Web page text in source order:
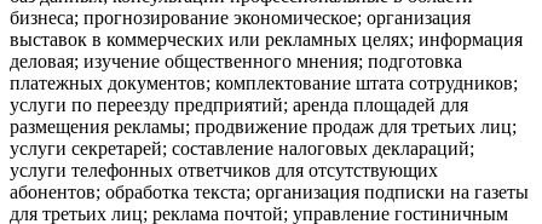
бизнеса; прогнозирование экономическое; организация
выставок в коммерческих или рекламных целях; информация
деловая; изучение общественного мнения; подготовка
платежных документов; комплектование штата сотрудников;
услуги по переезду предприятий; аренда площадей для
размещения рекламы; продвижение продаж для третьих лиц;
услуги секретарей; составление налоговых деклараций;
услуги телефонных ответчиков для отсутствующих
абонентов; обработка текста; организация подписки на газеты
для третьих лиц; реклама почтой; управление гостиничным